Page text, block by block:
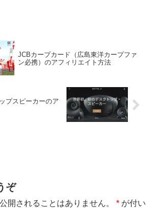
JCBカープカード（広島東洋カープファ
ン必携）のアフィリエイト方法
プスピーカーのア
ぞ
開されることはありません。 * が付い